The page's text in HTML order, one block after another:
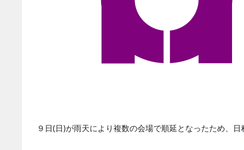
９日(日)が雨天により複数の会場で順延となったため、日